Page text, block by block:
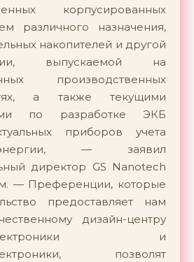
корпусированных
различного назначения,
накопителей и другой
выпускаемой на
производственных
а также текущими
по разработке ЭКБ
приборов учета
— заявил
директор GS Nanotech
— Преференции, которые
предоставляет нам
дизайн-центру
и
позволят